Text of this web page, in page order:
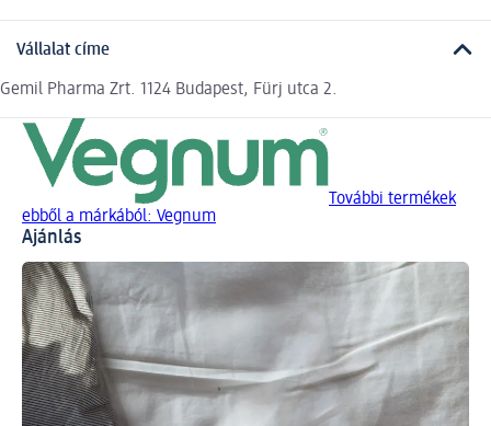
Vállalat címe
Gemil Pharma Zrt. 1124 Budapest, Fürj utca 2.
További termékek
ebből a márkából: Vegnum
Ajánlás